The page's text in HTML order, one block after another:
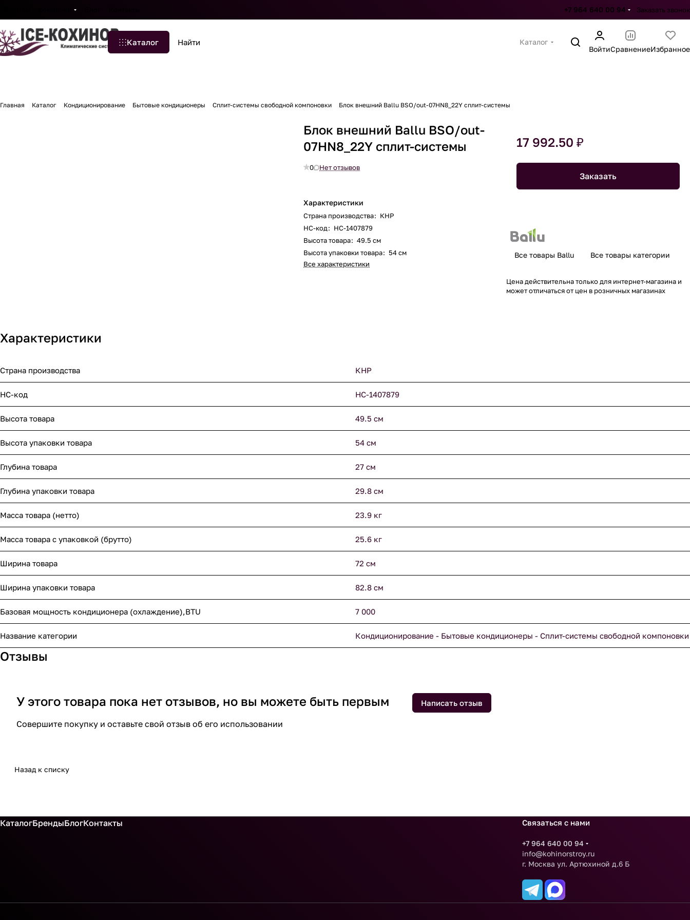
+7 964 640 00 94 Заказать звонок
Каталог
Каталог
ВойтиСравнениеИзбранное
Главная Каталог Кондиционирование Бытовые кондиционеры Сплит-системы свободной компоновки Блок внешний Ballu BSO/out-07HN8_22Y сплит-системы
Блок внешний Ballu BSO/out-
07HN8_22Y сплит-системы
0 Нет отзывов
Характеристики
Страна производства: КНР
НС-код: НС-1407879
Высота товара: 49.5 см
Высота упаковки товара: 54 см
Все характеристики
17 992.50 ₽
Заказать
Все товары Ballu Все товары категории
Цена действительна только для интернет-магазина и
может отличаться от цен в розничных магазинах
Характеристики
Страна производства КНР
НС-код НС-1407879
Высота товара 49.5 см
Высота упаковки товара 54 см
Глубина товара 27 см
Глубина упаковки товара 29.8 см
Масса товара (нетто) 23.9 кг
Масса товара с упаковкой (брутто) 25.6 кг
Ширина товара 72 см
Ширина упаковки товара 82.8 см
Базовая мощность кондиционера (охлаждение),BTU 7 000
Название категории Кондиционирование - Бытовые кондиционеры - Сплит-системы свободной компоновки
Отзывы
У этого товара пока нет отзывов, но вы можете быть первым
Совершите покупку и оставьте свой отзыв об его использовании
Написать отзыв
Назад к списку
КаталогБрендыБлогКонтакты Связаться с нами
+7 964 640 00 94
info@kohinorstroy.ru
г. Москва ул. Артюхиной д.6 Б